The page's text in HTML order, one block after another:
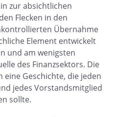
zur absichtlichen
Flecken in den
Übernahme
Element entwickelt
und am wenigsten
des Finanzsektors. Die
eine Geschichte, die jeden
jedes Vorstandsmitglied
sollte.